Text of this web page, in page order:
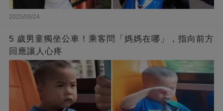
2025/09/24
5 歲男童獨坐公車！乘客問「媽媽在哪」，指向前方
回應讓人心疼